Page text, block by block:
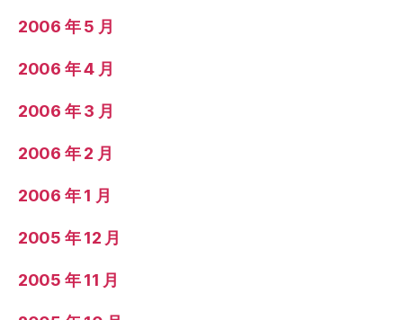
2006 年 5 月
2006 年 4 月
2006 年 3 月
2006 年 2 月
2006 年 1 月
2005 年 12 月
2005 年 11 月